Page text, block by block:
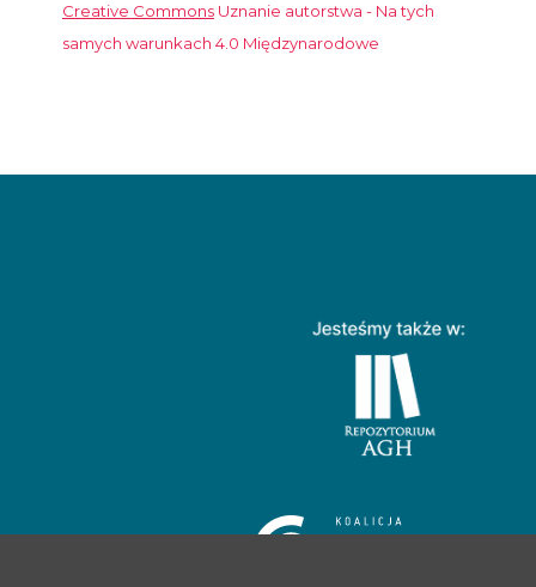
Creative Commons Uznanie autorstwa - Na tych
samych warunkach 4.0 Międzynarodowe